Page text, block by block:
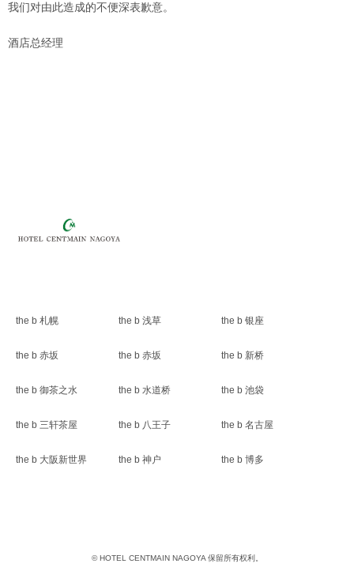
我们对由此造成的不便深表歉意。
酒店总经理
the b 札幌 the b 浅草 the b 银座
the b 赤坂 the b 赤坂 the b 新桥
the b 御茶之水 the b 水道桥 the b 池袋
the b 三轩茶屋 the b 八王子 the b 名古屋
the b 大阪新世界 the b 神户 the b 博多
© HOTEL CENTMAIN NAGOYA 保留所有权利。